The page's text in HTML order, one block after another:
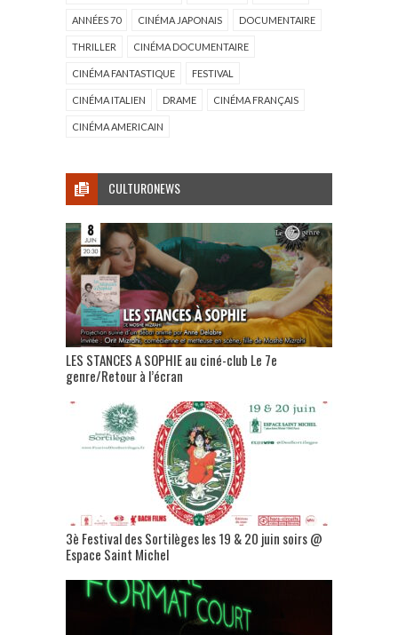
ANNÉES 70 CINÉMA JAPONAIS DOCUMENTAIRE
THRILLER CINÉMA DOCUMENTAIRE
CINÉMA FANTASTIQUE FESTIVAL
CINÉMA ITALIEN DRAME CINÉMA FRANÇAIS
CINÉMA AMERICAIN
CULTURONEWS
LES STANCES A SOPHIE au ciné-club Le 7e
genre/Retour à l’écran
3è Festival des Sortilèges les 19 & 20 juin soirs @
Espace Saint Michel